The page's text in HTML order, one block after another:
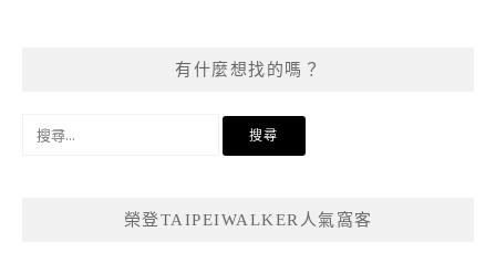
有什麼想找的嗎？
榮登TAIPEIWALKER人氣窩客